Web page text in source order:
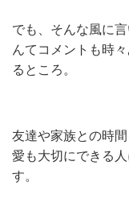
でも、そんな風に
んてコメントも時
るところ。
友達や家族との時
愛も大切にできる
す。